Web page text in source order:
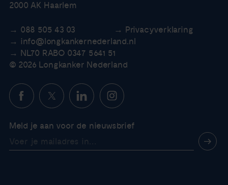
2000 AK Haarlem
088 505 43 03
Privacyverklaring
info@longkankernederland.nl
NL70 RABO 0347 5641 51
© 2026 Longkanker Nederland
Meld je aan voor de nieuwsbrief